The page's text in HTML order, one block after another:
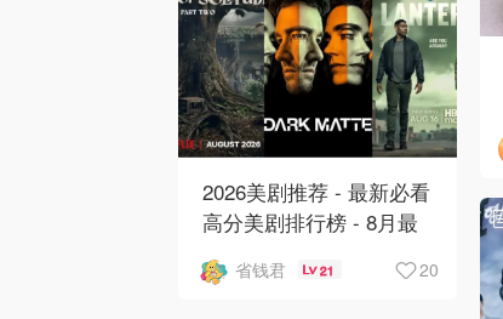
2026美剧推荐 - 最新必看
高分美剧排行榜 - 8月最
回归！
省钱君 21 20